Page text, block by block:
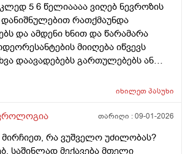
შედეგი-0. რეაბილიტოლოგმა
უნდოდა ვარჯიში, რომ საჯდომი
და ნერვზე დაწოლაც არ
პირად ტრენერთან მუშაობა,
მიუარესებს ამ ტკივილებს,
ქვედა სეგმენტიდან მეწყენა და
ნერვის ჩაყოლებაზე.
რა შეიძლება იყოს გამომწვევი
ამ შემთხვევაში სწორი
5 6 წელიაააა ვიღებ ნევროზის
დანიშნულებით რათქმაუნდა
და ამდენი ხნით და წარამარა
მიიღება იწვევს
დაავადებებს გართულებებს ან
შეწყვეტაა რამოდენიმე დღით
მოკლედ რომ მოვრჩები ხოლმე
ხოლმე თავს მაგალითად ცხვირში
იხილეთპასუხი
თარიღი :09-01-2026
რა ვუშველო უძილობას?
საშინლად მექავება მთელი